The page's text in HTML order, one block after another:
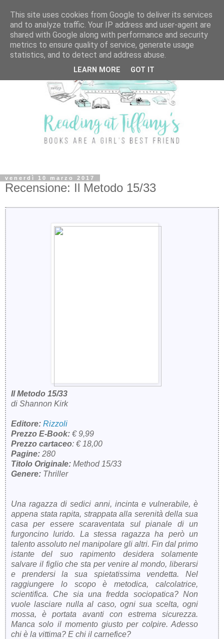
venerdì 10 marzo 2017
Recensione: Il Metodo 15/33
Il Metodo 15/33
di Shannon Kirk
Editore: Rizzoli
Prezzo E-Book: € 9,99
Prezzo cartaceo: € 18,00
Pagine: 280
Titolo Originale: Method 15/33
Genere: Thriller
Una ragazza di sedici anni, incinta e vulnerabile, è
appena stata rapita, strappata alla serenità della sua
casa per essere scaraventata sul pianale di un
furgoncino lurido. La stessa ragazza ha però un
talento assoluto nel manipolare gli altri. Fin dal primo
istante del suo rapimento desidera solamente
salvare il figlio che sta per venire al mondo, liberarsi
e prendersi la sua spietatissima vendetta. Nel
raggiungere lo scopo è metodica, calcolatrice,
scientifica. Che sia una fredda sociopatica? Non
vuole lasciare nulla al caso, ogni sua scelta, ogni
mossa, è portata avanti con estrema sicurezza.
Manca solo il momento giusto per colpire. Adesso
chi è la vittima? E chi il carnefice?
This site uses cookies from Google to deliver its services
and to analyze traffic. Your IP address and user-agent are
shared with Google along with performance and security
metrics to ensure quality of service, generate usage
statistics, and to detect and address abuse.
LEARN MORE GOT IT